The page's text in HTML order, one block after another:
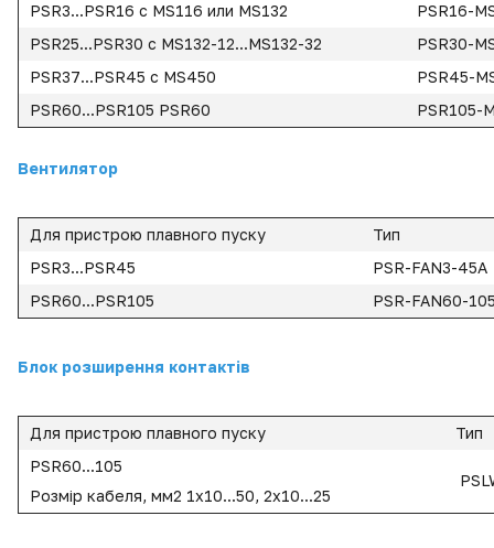
PSR3...PSR16 с MS116 или MS132
PSR16-
PSR25...PSR30 с MS132-12...MS132-32
PSR30-
PSR37...PSR45 с MS450
PSR45-
PSR60...PSR105 PSR60
PSR105-
Вентилятор
Для пристрою плавного пуску
Тип
PSR3...PSR45
PSR-FAN3-45A
PSR60...PSR105
PSR-FAN60-
Блок розширення контактів
Для пристрою плавного пуску
Тип
PSR60...105
Розмір кабеля, мм2 1x10...50, 2x10...25